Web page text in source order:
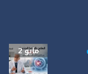
مايو 2